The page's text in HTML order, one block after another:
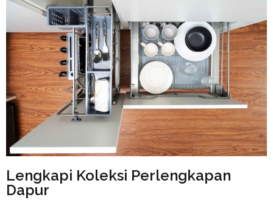
Lengkapi Koleksi Perlengkapan
Dapur